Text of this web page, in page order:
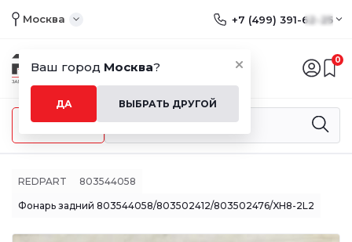
Ваш город Москва?
ДА ВЫБРАТЬ ДРУГОЙ
Москва +7 (499) 391-62-25
0
Меню
REDPART 803544058
Фонарь задний 803544058/803502412/803502476/XH8-2L2